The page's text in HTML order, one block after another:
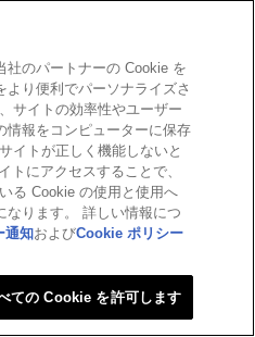
客様が弊社に個人情報を提供する
にするために当該処理が必要であ
報を取り扱います。 お客様が他の
合は、弊社はお客様の要求に対応
（たとえば、本サイトへのアクセ
されたダイレクトマーケティング
明確な同意にもどづいて、お客様
持するお客様の個人情報にアクセス
・ポリシーの「お客様のプライバ
お客様はお客様自身の個人情報を
の個人情報に関する弊社の取り扱
域のデータ保護機関に苦情を申し
社のパートナーの Cookie を
り便利でパーソナライズさ
サイトの効率性やユーザー
情報をコンピューターに保存
イトが正しく機能しないと
トにアクセスすることで、
る Cookie の使用と使用へ
なります。 詳しい情報につ
通知およびCookie ポリシー
ての Cookie を許可します